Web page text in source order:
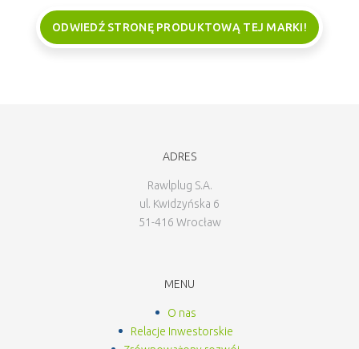
ODWIEDŹ STRONĘ PRODUKTOWĄ TEJ MARKI!
ADRES
Rawlplug S.A.
ul. Kwidzyńska 6
51-416 Wrocław
MENU
O nas
Relacje Inwestorskie